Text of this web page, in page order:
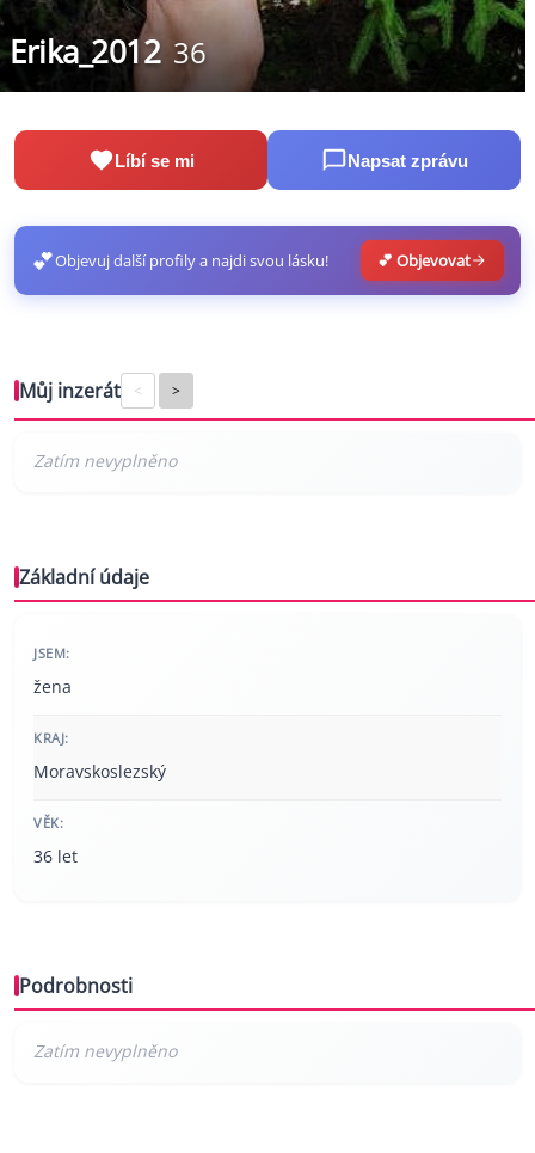
Erika_2012 36
Líbí se mi Napsat zprávu
💕Objevuj další profily a najdi svou lásku! 💕 Objevovat
Můj inzerát < >
Základní údaje
JSEM:
žena
KRAJ:
Moravskoslezský
VĚK:
36 let
Podrobnosti